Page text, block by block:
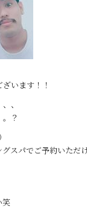
います！！
、
？
スパでご予約いただ
笑